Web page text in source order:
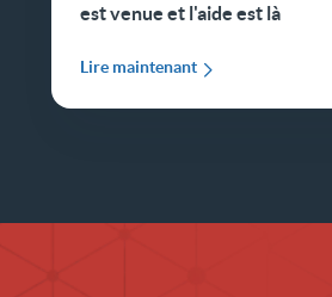
est venue et l'aide est là
Lire maintenant